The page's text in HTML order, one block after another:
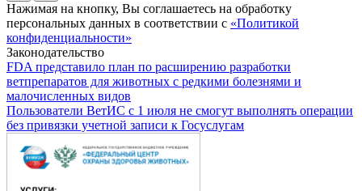
Нажимая на кнопку, Вы соглашаетесь на обработку
персональных данных в соответствии с «Политикой
конфиденциальности»
Законодательство
FDA представило план по расширению разработки
ветпрепаратов для животных с редкими болезнями и
малочисленных видов
Пользователи ВетИС с 1 июля не смогут выполнять операции
без привязки учетной записи к Госуслугам